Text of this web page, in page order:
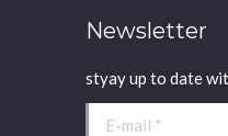
Newsletter
styay up to date
E-mail *